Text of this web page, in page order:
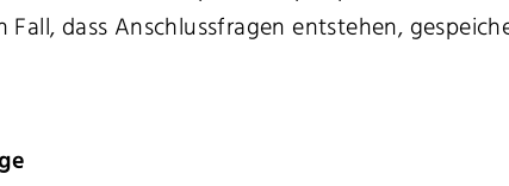
dass Anschlussfragen entstehen,